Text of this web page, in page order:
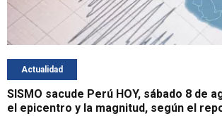
Actualidad
SISMO sacude Perú HOY, sábado 8 de
el epicentro y la magnitud, según el